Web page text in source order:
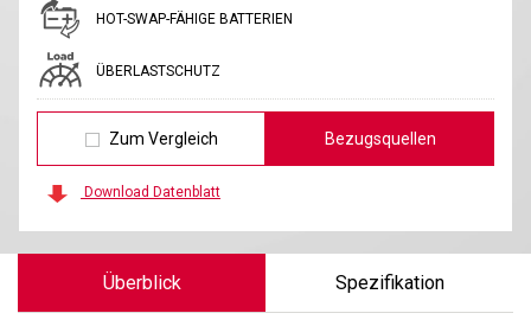
HOT-SWAP-FÄHIGE BATTERIEN
ÜBERLASTSCHUTZ
Zum Vergleich Bezugsquellen
Download Datenblatt
Überblick Spezifikation